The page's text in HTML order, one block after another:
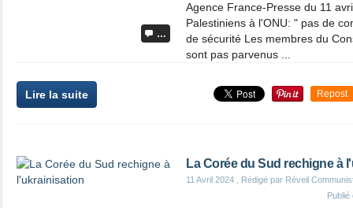
…
Agence France-Presse du 11
Palestiniens à l'ONU: " pas de
de sécurité Les membres du
sont pas parvenus ...
Lire la suite Repost
La Corée du Sud rechigne à
11 Avril 2024 , Rédigé par Réveil